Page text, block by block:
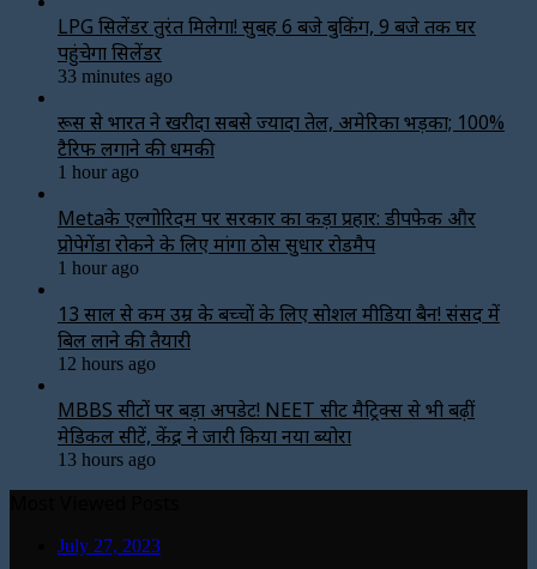
LPG सिलेंडर तुरंत मिलेगा! सुबह 6 बजे बुकिंग, 9 बजे तक घर
पहुंचेगा सिलेंडर
33 minutes ago
रूस से भारत ने खरीदा सबसे ज्यादा तेल, अमेरिका भड़का; 100%
टैरिफ लगाने की धमकी
1 hour ago
Metaके एल्गोरिदम पर सरकार का कड़ा प्रहार: डीपफेक और
प्रोपेगेंडा रोकने के लिए मांगा ठोस सुधार रोडमैप
1 hour ago
13 साल से कम उम्र के बच्चों के लिए सोशल मीडिया बैन! संसद में
बिल लाने की तैयारी
12 hours ago
MBBS सीटों पर बड़ा अपडेट! NEET सीट मैट्रिक्स से भी बढ़ीं
मेडिकल सीटें, केंद्र ने जारी किया नया ब्योरा
13 hours ago
July 27, 2023